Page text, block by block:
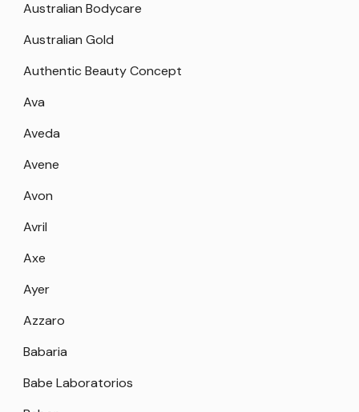
Australian Bodycare
Australian Gold
Authentic Beauty Concept
Ava
Aveda
Avene
Avon
Avril
Axe
Ayer
Azzaro
Babaria
Babe Laboratorios